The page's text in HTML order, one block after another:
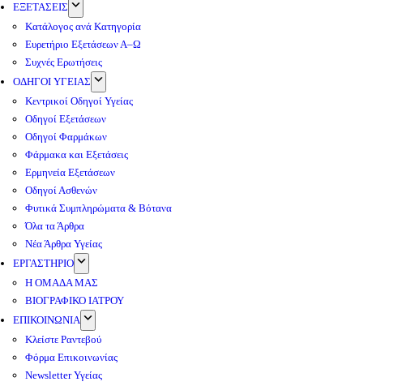
ΕΞΕΤΑΣΕΙΣ
Κατάλογος ανά Κατηγορία
Ευρετήριο Εξετάσεων Α–Ω
Συχνές Ερωτήσεις
ΟΔΗΓΟΙ ΥΓΕΙΑΣ
Κεντρικοί Οδηγοί Υγείας
Οδηγοί Εξετάσεων
Οδηγοί Φαρμάκων
Φάρμακα και Εξετάσεις
Ερμηνεία Εξετάσεων
Οδηγοί Ασθενών
Φυτικά Συμπληρώματα & Βότανα
Όλα τα Άρθρα
Νέα Άρθρα Υγείας
ΕΡΓΑΣΤΗΡΙΟ
Η ΟΜΑΔΑ ΜΑΣ
ΒΙΟΓΡΑΦΙΚΟ ΙΑΤΡΟΥ
ΕΠΙΚΟΙΝΩΝΙΑ
Κλείστε Ραντεβού
Φόρμα Επικοινωνίας
Newsletter Υγείας